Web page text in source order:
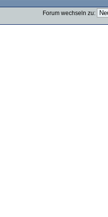
Forum wechseln zu: